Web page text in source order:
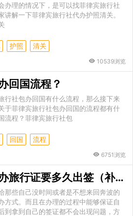
办理的情况下，是可以找菲律宾旅行社
讲解一下菲律宾旅行社代办护照清关。
护照 清关
10539浏览
回国流程？
行社包办回国有什么流程，那么接下来
于菲律宾旅行社包办回国的流程都有什
流程？菲律宾旅行社包
回国 流程
6751浏览
菲律宾旅行社代办旅行证要多久出签（补办旅行证要多少钱）
那些自己没时间或者是不想来回奔波的
方式。而且在办理的过程中能够保证自
到拿到自己的签证都不会出现问题，方